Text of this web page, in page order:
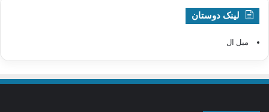
لینک دوستان
مبل ال